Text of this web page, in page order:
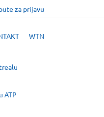
za prijavu
WTN
ATP